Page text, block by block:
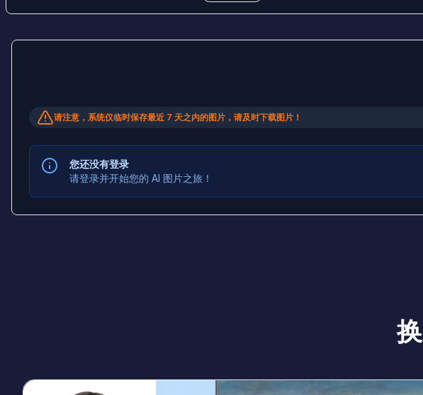
请注意，系统仅临时保存最近 7 天之内的图片，请及时下载图片！
您还没有登录
请登录并开始您的 AI 图片之旅！